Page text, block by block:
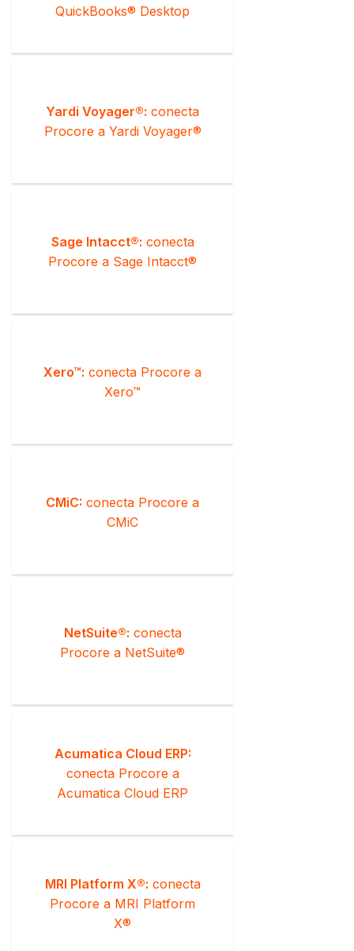
QuickBooks® Desktop
Yardi Voyager®: conecta
Procore a Yardi Voyager®
Sage Intacct®: conecta
Procore a Sage Intacct®
Xero™: conecta Procore a
Xero™
CMiC: conecta Procore a
CMiC
NetSuite®: conecta
Procore a NetSuite®
Acumatica Cloud ERP:
conecta Procore a
Acumatica Cloud ERP
MRI Platform X®: conecta
Procore a MRI Platform
X®